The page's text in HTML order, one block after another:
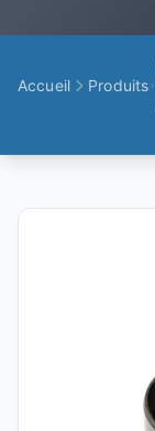
Accueil Produits